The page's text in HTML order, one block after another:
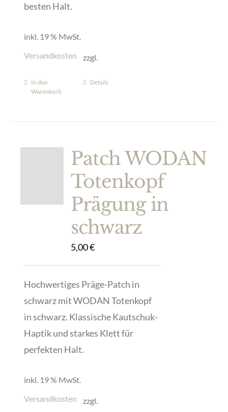
besten Halt.
inkl. 19 % MwSt.
zzgl.
Versandkosten
In den
Warenkorb
Details
Patch WODAN
Totenkopf
Prägung in
schwarz
5,00€
Hochwertiges Präge-Patch in
schwarz mit WODAN Totenkopf
in schwarz. Klassische Kautschuk-
Haptik und starkes Klett für
perfekten Halt.
inkl. 19 % MwSt.
zzgl.
Versandkosten